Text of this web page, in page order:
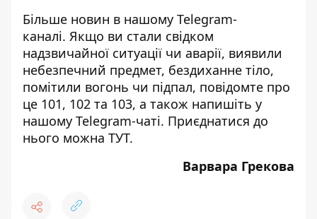
Більше новин в нашому Telegram-
каналі. Якщо ви стали свідком
надзвичайної ситуації чи аварії, виявили
небезпечний предмет, бездиханне тіло,
помітили вогонь чи підпал, повідомте про
це 101, 102 та 103, а також напишіть у
нашому Telegram-чаті. Приєднатися до
нього можна ТУТ.
Варвара Грекова